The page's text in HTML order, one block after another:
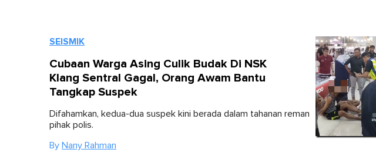
SEISMIK
Cubaan Warga Asing Culik Budak Di NSK
Klang Sentral Gagal, Orang Awam Bantu
Tangkap Suspek
Difahamkan, kedua-dua suspek kini berada dalam tahanan reman
pihak polis.
By Nany Rahman